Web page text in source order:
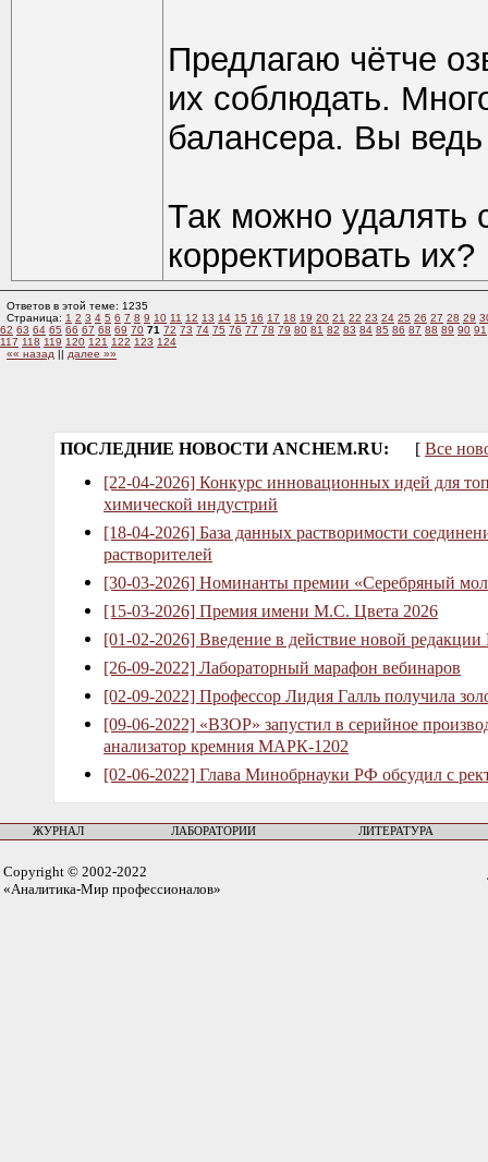
Предлагаю чётче
их соблюдать.
балансера. Вы ведь
Так можно удалять
корректировать их?
Ответов в этой теме: 1235
Страница: 1 2 3 4 5 6 7 8 9 10 11 12 13 14 15 16 17 18 19 20 21 22 23 24 25 26 27 28 29
62 63 64 65 66 67 68 69 70 71 72 73 74 75 76 77 78 79 80 81 82 83 84 85 86 87 88 89 90 91
117 118 119 120 121 122 123 124
«« назад || далее »»
ПОСЛЕДНИЕ НОВОСТИ ANCHEM.RU: [ Все
[22-04-2026] Конкурс инновационных идей для
химической индустрий
[18-04-2026] База данных растворимости
растворителей
[30-03-2026] Номинанты премии «Серебряный
[15-03-2026] Премия имени М.С. Цвета 2026
[01-02-2026] Введение в действие новой
[26-09-2022] Лабораторный марафон вебинаров
[02-09-2022] Профессор Лидия Галль получила
[09-06-2022] «ВЗОР» запустил в серийное
анализатор кремния МАРК-1202
[02-06-2022] Глава Минобрнауки РФ обсудил с
ЖУРНАЛ ЛАБОРАТОРИИ ЛИТЕРАТУРА
Copyright © 2002-2022
«Аналитика-Мир профессионалов»